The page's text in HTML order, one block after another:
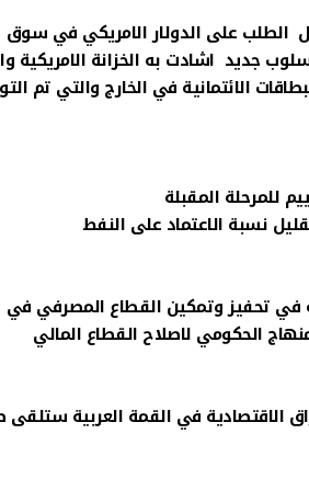
الطلب على الدولار الامريكي في سوق
جديد اشادت به الخزانة الامريكية
الائتمانية في الخارج والتي تم
للمرحلة المقبلة
نسبة الاعتماد على النفط
في تحفيز وتمكين القطاع المصرفي في
المحور اثني عشر في المنهاج الحكومي لاصلاح القطاع المالي
الاقتصادية في القمة العربية